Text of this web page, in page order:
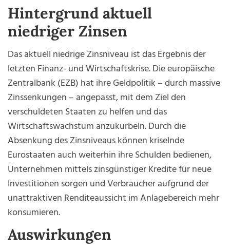
Hintergrund aktuell
niedriger Zinsen
Das aktuell niedrige Zinsniveau ist das Ergebnis der
letzten Finanz- und Wirtschaftskrise. Die europäische
Zentralbank (EZB) hat ihre Geldpolitik – durch massive
Zinssenkungen – angepasst, mit dem Ziel den
verschuldeten Staaten zu helfen und das
Wirtschaftswachstum anzukurbeln. Durch die
Absenkung des Zinsniveaus können kriselnde
Eurostaaten auch weiterhin ihre Schulden bedienen,
Unternehmen mittels zinsgünstiger Kredite für neue
Investitionen sorgen und Verbraucher aufgrund der
unattraktiven Renditeaussicht im Anlagebereich mehr
konsumieren.
Auswirkungen